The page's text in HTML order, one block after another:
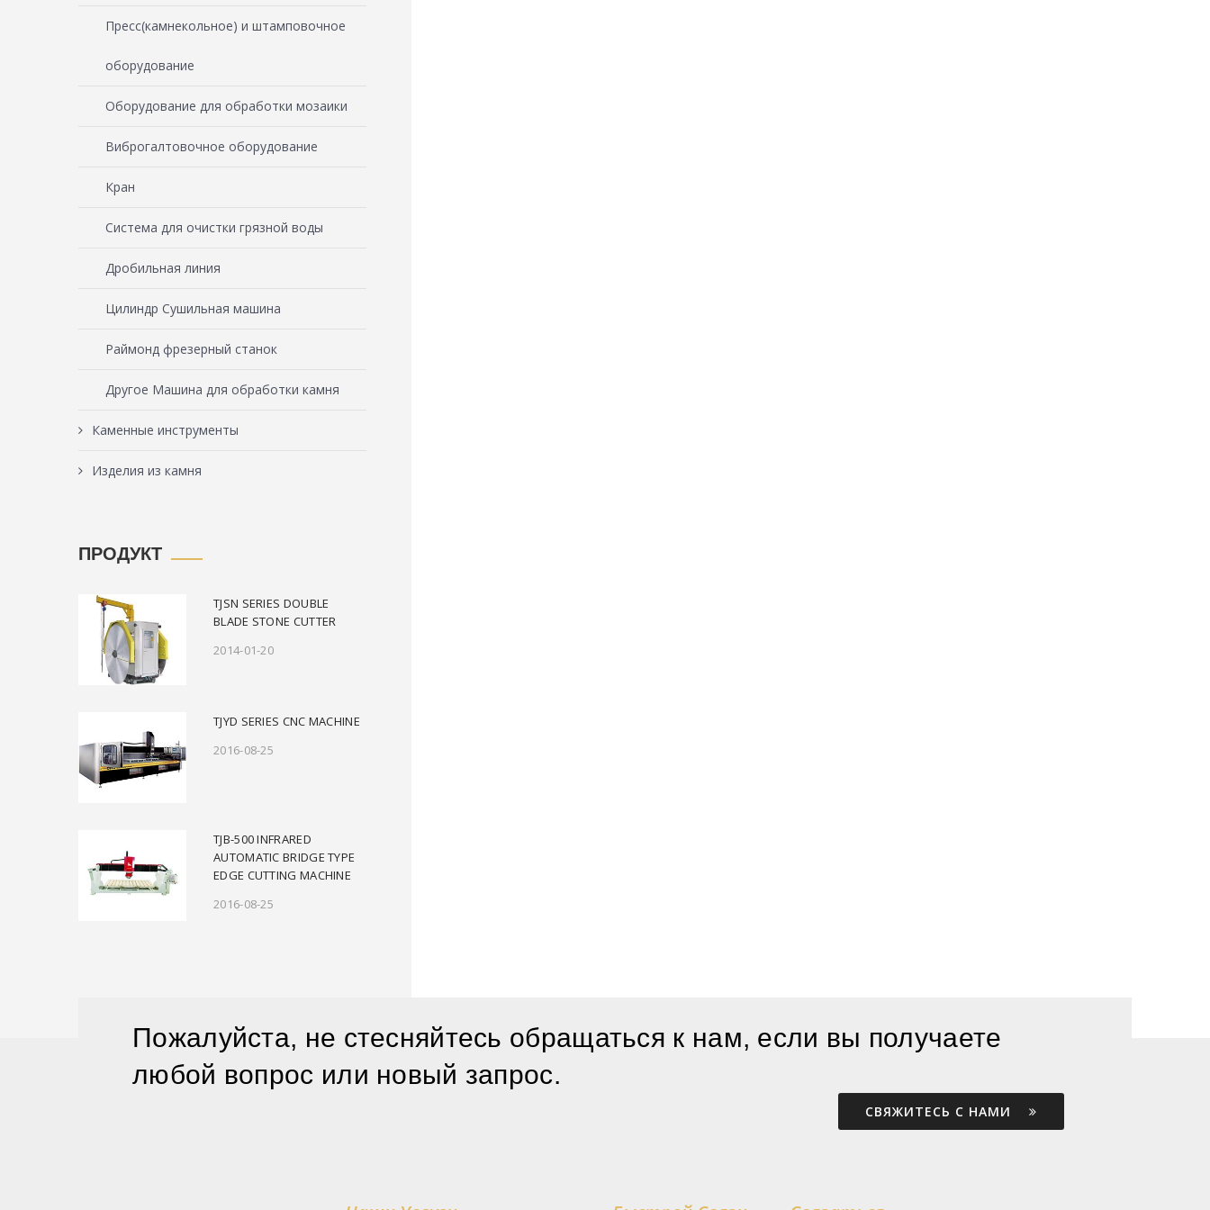
Пресс(камнекольное) и штамповочное
оборудование
Оборудование для обработки мозаики
Виброгалтовочное оборудование
Кран
Система для очистки грязной воды
Дробильная линия
Цилиндр Сушильная машина
Раймонд фрезерный станок
Другое Машина для обработки камня
Каменные инструменты
Изделия из камня
ПРОДУКТ
TJSN SERIES DOUBLE
BLADE STONE CUTTER
2014-01-20
TJYD SERIES CNC MACHINE
2016-08-25
TJB-500 INFRARED
AUTOMATIC BRIDGE TYPE
EDGE CUTTING MACHINE
2016-08-25
Пожалуйста, не стесняйтесь обращаться к нам, если вы получаете
любой вопрос или новый запрос.
СВЯЖИТЕСЬ С НАМИ